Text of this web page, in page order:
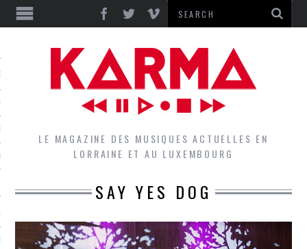
GROUPES DU LOCAL
LE MAGAZINE DES MUSIQUES ACTUELLES EN
LORRAINE ET AU LUXEMBOURG
SAY YES DOG